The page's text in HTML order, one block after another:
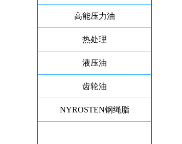
高能压力油
热处理
液压油
齿轮油
NYROSTEN钢绳脂